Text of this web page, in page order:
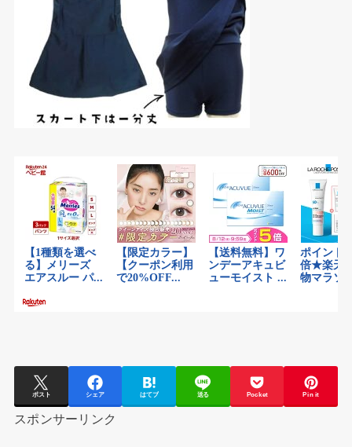
ポスト シェア はてブ 送る Pocket Pin it
スポンサーリンク